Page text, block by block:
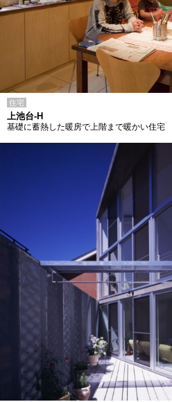
住宅
上池台-H
基礎に蓄熱した暖房で上階まで暖かい住宅